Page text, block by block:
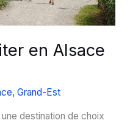
en Alsace
, Grand-Est
une destination de choix